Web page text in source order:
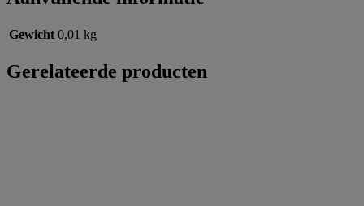
Gewicht 0,01 kg
Gerelateerde producten